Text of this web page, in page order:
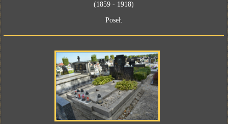
(1859 - 1918)
Poseł.